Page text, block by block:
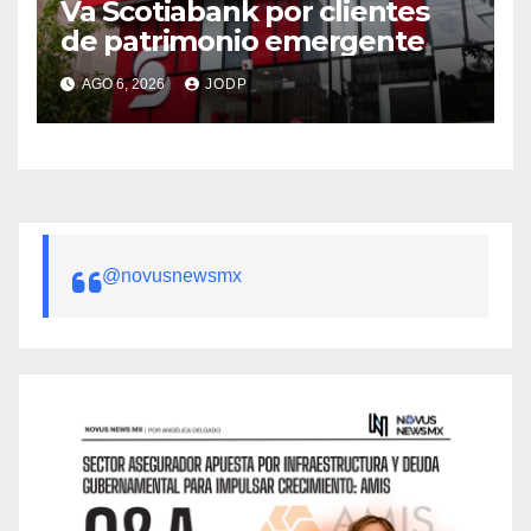
Va Scotiabank por clientes
de patrimonio emergente
AGO 6, 2026 JODP
@novusnewsmx